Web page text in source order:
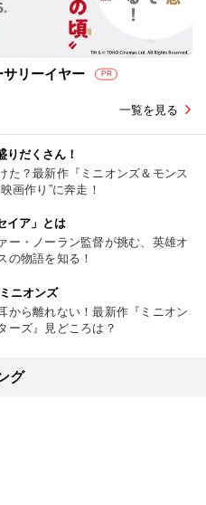
リーイヤー PR
一覧を見る
りだくさん！
た？最新作『ミニオンズ＆モンス
画作り”に奔走！
イア」とは
ー・ノーラン監督が挑む、英雄オ
の物語を知る！
ニオンズ
から離れない！最新作『ミニオン
ーズ』見どころは？
グ